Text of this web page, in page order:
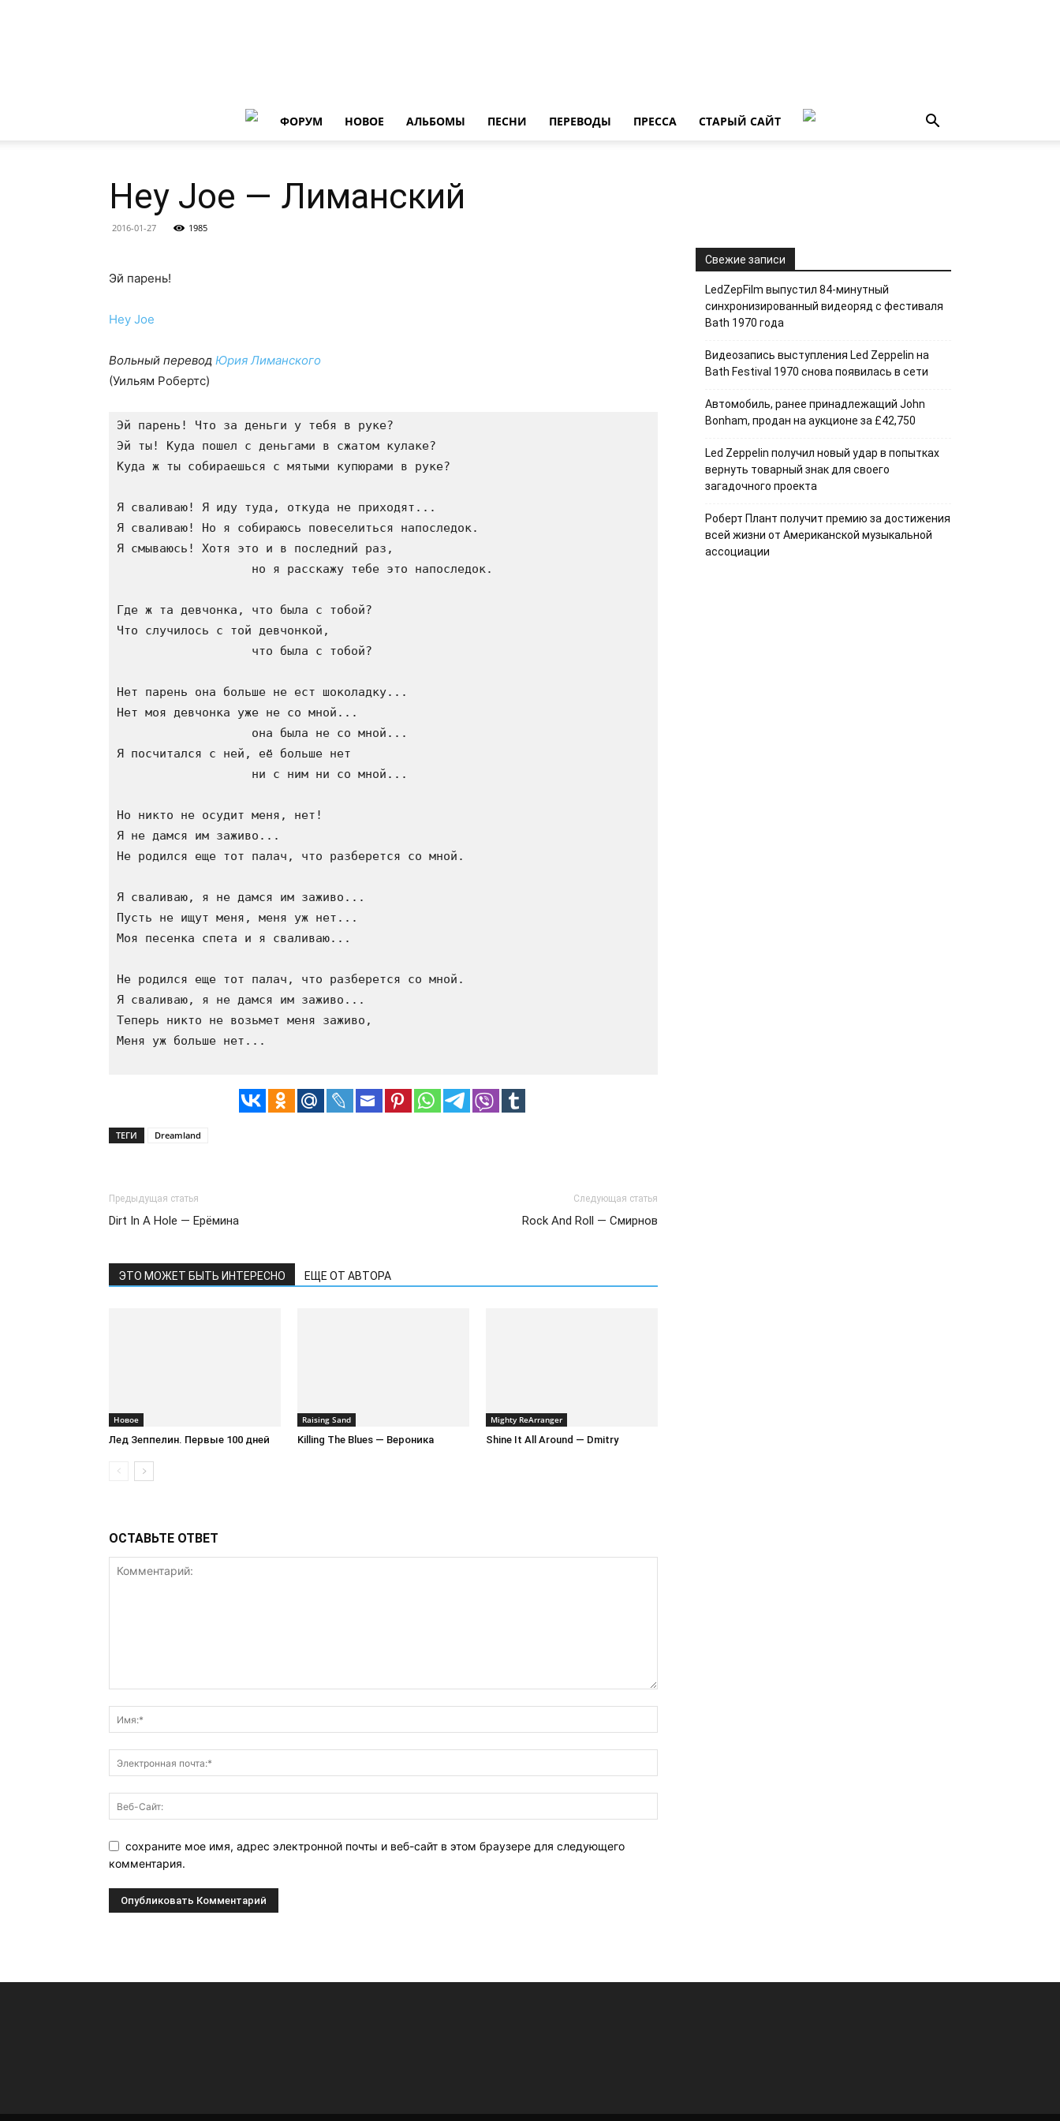
ФОРУМ НОВОE АЛЬБОМЫ ПЕСНИ ПЕРЕВОДЫ ПРЕССА СТАРЫЙ САЙТ
Hey Joe — Лиманский
2016-01-27 1985
Эй парень!
Hey Joe
Вольный перевод Юрия Лиманского
(Уильям Робертс)
Эй парень! Что за деньги у тебя в руке?
Эй ты! Куда пошел с деньгами в сжатом кулаке?
Куда ж ты собираешься с мятыми купюрами в руке?
Я сваливаю! Я иду туда, откуда не приходят...
Я сваливаю! Но я собираюсь повеселиться напоследок.
Я смываюсь! Хотя это и в последний раз,
                   но я расскажу тебе это напоследок.
Где ж та девчонка, что была с тобой?
Что случилось с той девчонкой,
                   что была с тобой?
Нет парень она больше не ест шоколадку...
Нет моя девчонка уже не со мной...
                   она была не со мной...
Я посчитался с ней, её больше нет
                   ни с ним ни со мной...
Но никто не осудит меня, нет!
Я не дамся им заживо...
Не родился еще тот палач, что разберется со мной.
Я сваливаю, я не дамся им заживо...
Пусть не ищут меня, меня уж нет...
Моя песенка спета и я сваливаю...
Не родился еще тот палач, что разберется со мной.
Я сваливаю, я не дамся им заживо...
Теперь никто не возьмет меня заживо,
Меня уж больше нет...
ТЕГИ Dreamland
Предыдущая статья
Dirt In A Hole — Ерёмина
Следующая статья
Rock And Roll — Смирнов
ЭТО МОЖЕТ БЫТЬ ИНТЕРЕСНО ЕЩЕ ОТ АВТОРА
Новоe
Лед Зеппелин. Первые 100 дней
Raising Sand
Killing The Blues — Вероника
Mighty ReArranger
Shine It All Around — Dmitry
ОСТАВЬТЕ ОТВЕТ
сохраните мое имя, адрес электронной почты и веб-сайт в этом браузере для следующего
комментария.
Свежие записи
LedZepFilm выпустил 84-минутный
синхронизированный видеоряд с фестиваля
Bath 1970 года
Видеозапись выступления Led Zeppelin на
Bath Festival 1970 снова появилась в сети
Автомобиль, ранее принадлежащий John
Bonham, продан на аукционе за £42,750
Led Zeppelin получил новый удар в попытках
вернуть товарный знак для своего
загадочного проекта
Роберт Плант получит премию за достижения
всей жизни от Американской музыкальной
ассоциации